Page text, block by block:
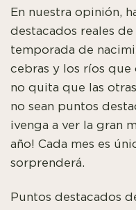
En nuestra opinión,
destacados reales
temporada de
cebras y los ríos que
no quita que las
no sean puntos
¡venga a ver la gran
año! Cada mes es
sorprenderá.
Puntos destacados